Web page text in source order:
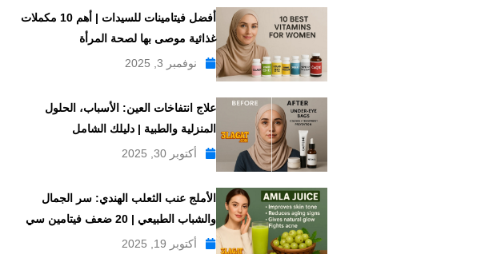
أفضل فيتامينات للسيدات | أهم 10 مكملات
غذائية موصى بها لصحة المرأة
نوفمبر 3, 2025
علاج انتفاخات العين: الأسباب، الحلول
المنزلية والطبية | دليلك الشامل
أكتوبر 30, 2025
الأملج عنب الثعلب الهندي: سر الجمال
والشباب الطبيعي | 20 ضعف فيتامين سي
أكتوبر 19, 2025